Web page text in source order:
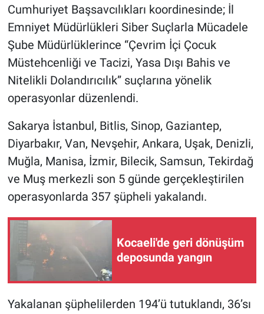
Cumhuriyet Başsavcılıkları koordinesinde; İl
Emniyet Müdürlükleri Siber Suçlarla Mücadele
Şube Müdürlüklerince “Çevrim İçi Çocuk
Müstehcenliği ve Tacizi, Yasa Dışı Bahis ve
Nitelikli Dolandırıcılık” suçlarına yönelik
operasyonlar düzenlendi.
Sakarya İstanbul, Bitlis, Sinop, Gaziantep,
Diyarbakır, Van, Nevşehir, Ankara, Uşak, Denizli,
Muğla, Manisa, İzmir, Bilecik, Samsun, Tekirdağ
ve Muş merkezli son 5 günde gerçekleştirilen
operasyonlarda 357 şüpheli yakalandı.
Kocaeli'de geri dönüşüm
deposunda yangın
Yakalanan şüphelilerden 194’ü tutuklandı, 36’sı